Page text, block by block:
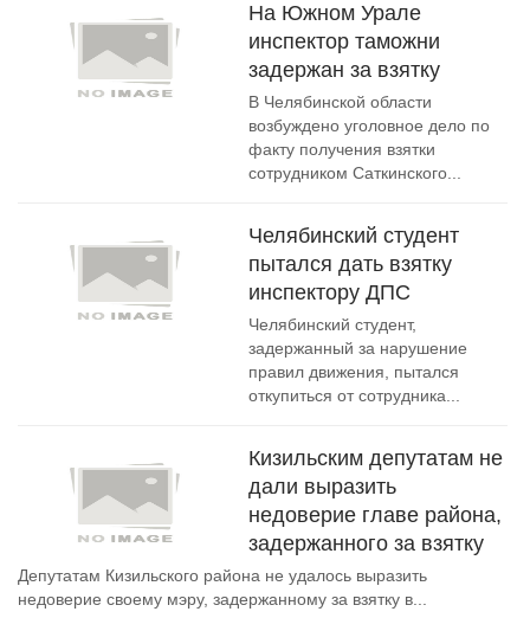
На Южном Урале
инспектор таможни
задержан за взятку
В Челябинской области
возбуждено уголовное дело по
факту получения взятки
сотрудником Саткинского...
Челябинский студент
пытался дать взятку
инспектору ДПС
Челябинский студент,
задержанный за нарушение
правил движения, пытался
откупиться от сотрудника...
Кизильским депутатам не
дали выразить
недоверие главе района,
задержанного за взятку
Депутатам Кизильского района не удалось выразить
недоверие своему мэру, задержанному за взятку в...